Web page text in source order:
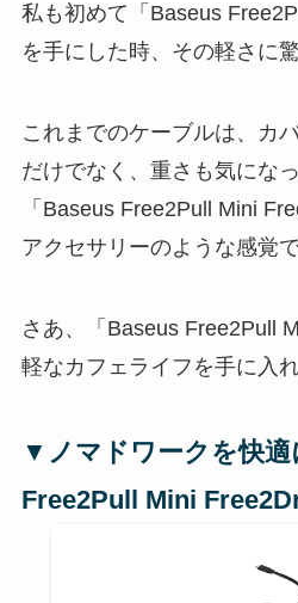
私も初めて「Baseus
を手にした時、その軽さに
これまでのケーブルは、カ
だけでなく、重さも気にな
「Baseus Free2Pull Mini
アクセサリーのような感覚
さあ、「Baseus Free2Pull
軽なカフェライフを手に入れ
▼ノマドワークを快適
Free2Pull Mini